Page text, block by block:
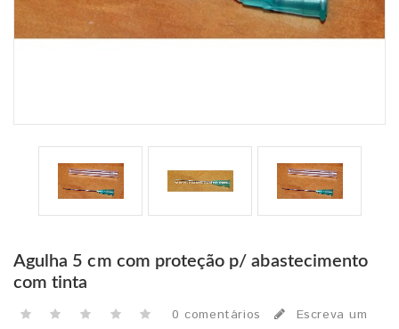
Agulha 5 cm com proteção p/ abastecimento
com tinta
0 comentários
Escreva um